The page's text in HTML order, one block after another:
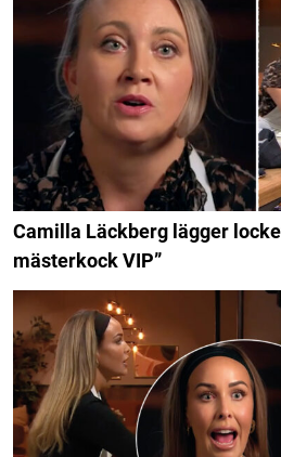
Camilla Läckberg lägger
mästerkock VIP”